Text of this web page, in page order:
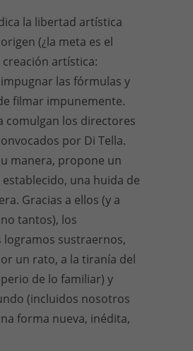
la libertad artística
(¿la meta es el
creación artística:
las fórmulas y
filmar impunemente.
comulgan los directores
por Di Tella.
manera, propone un
una huida de
Gracias a ellos (y a
tantos), los
logramos sustraernos,
un rato, a la tiranía del
de lo familiar) y
(incluidos nosotros
forma nueva, inédita,